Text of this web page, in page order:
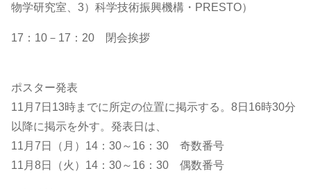
物学研究室、3）科学技術振興機構・PRESTO）
17：10－17：20 閉会挨拶
ポスター発表
11月7日13時までに所定の位置に掲示する。8日16時30分
以降に掲示を外す。発表日は、
11月7日（月）14：30～16：30 奇数番号
11月8日（火）14：30～16：30 偶数番号